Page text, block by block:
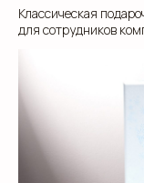
Классическая
для сотрудников